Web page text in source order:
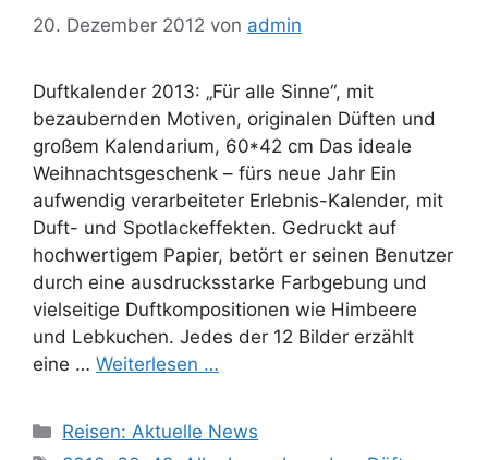
20. Dezember 2012 von admin
Duftkalender 2013: „Für alle Sinne“, mit
bezaubernden Motiven, originalen Düften und
großem Kalendarium, 60*42 cm Das ideale
Weihnachtsgeschenk – fürs neue Jahr Ein
aufwendig verarbeiteter Erlebnis-Kalender, mit
Duft- und Spotlackeffekten. Gedruckt auf
hochwertigem Papier, betört er seinen Benutzer
durch eine ausdrucksstarke Farbgebung und
vielseitige Duftkompositionen wie Himbeere
und Lebkuchen. Jedes der 12 Bilder erzählt
eine … Weiterlesen …
Kategorien
Reisen: Aktuelle News